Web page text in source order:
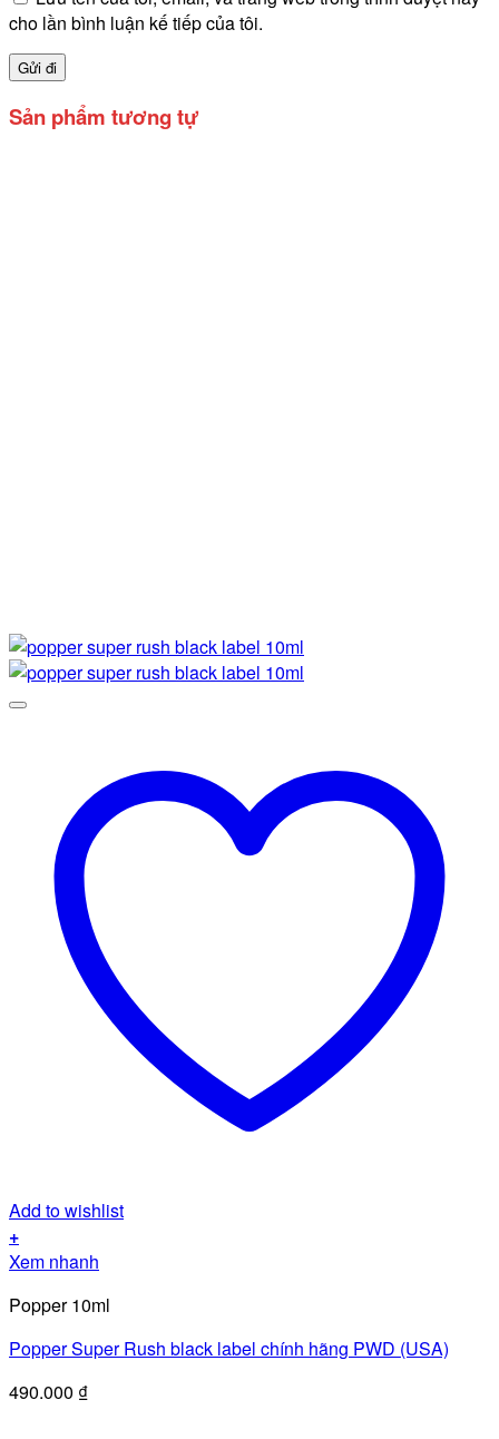
cho lần bình luận kế tiếp của tôi.
Sản phẩm tương tự
Add to wishlist
+
Xem nhanh
Popper 10ml
Popper Super Rush black label chính hãng PWD (USA)
490.000 ₫